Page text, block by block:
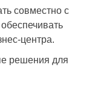
совместно с
центра.
решения для